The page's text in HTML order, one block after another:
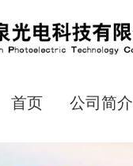
首页 公司简介